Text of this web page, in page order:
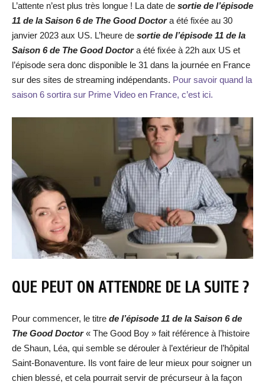
L’attente n’est plus très longue ! La date de sortie de l’épisode
11 de la Saison 6 de The Good Doctora été fixée au 30
janvier 2023 aux US. L’heure de sortie de l’épisode 11 de la
Saison 6 de The Good Doctora été fixée à 22h aux US et
l’épisode sera donc disponible le 31 dans la journée en France
sur des sites de streaming indépendants. Pour savoir quand la
saison 6 sortira sur Prime Video en France, c’est ici.
QUE PEUT ON ATTENDRE DE LA SUITE ?
Pour commencer, le titre de l’épisode 11 de la Saison 6 de
The Good Doctor« The Good Boy » fait référence à l’histoire
de Shaun, Léa, qui semble se dérouler à l’extérieur de l’hôpital
Saint-Bonaventure. Ils vont faire de leur mieux pour soigner un
chien blessé, et cela pourrait servir de précurseur à la façon